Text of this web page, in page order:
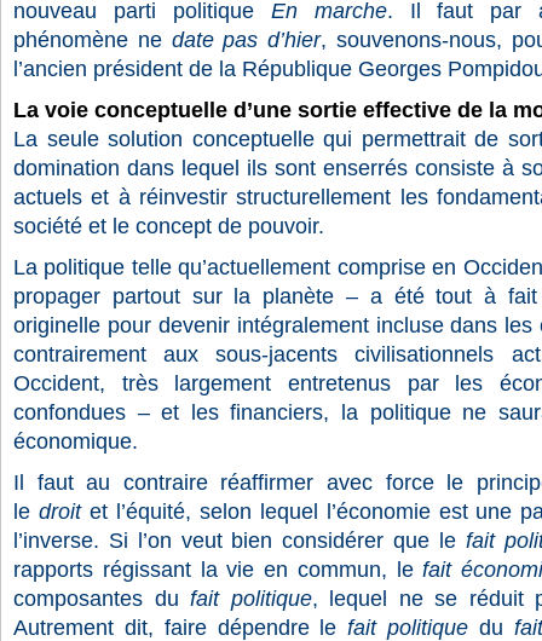
nouveau parti politique En marche. Il faut par
phénomène ne date pas d’hier, souvenons-nous,
l’ancien président de la République Georges
La voie conceptuelle d’une sortie effective de la
La seule solution conceptuelle qui permettrait de
domination dans lequel ils sont enserrés consiste à
actuels et à réinvestir structurellement les
société et le concept de pouvoir.
La politique telle qu’actuellement comprise en
propager partout sur la planète – a été tout à
originelle pour devenir intégralement incluse dans
contrairement aux sous-jacents civilisationnels
Occident, très largement entretenus par les
confondues – et les financiers, la politique ne
économique.
Il faut au contraire réaffirmer avec force le
le droitet l’équité, selon lequel l’économie est une
l’inverse. Si l’on veut bien considérer que le fait
rapports régissant la vie en commun, lefait
composantes du fait politique, lequel ne se réduit
Autrement dit, faire dépendre lefait politique du